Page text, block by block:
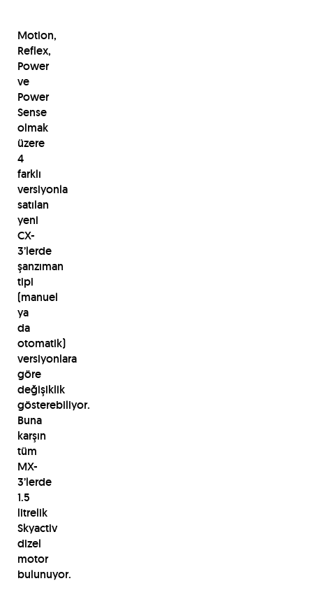
Motion,
Reflex,
Power
ve
Power
Sense
olmak
üzere
4
farklı
versiyonla
satılan
yeni
CX-
3’lerde
şanzıman
tipi
(manuel
ya
da
otomatik)
versiyonlara
göre
değişiklik
gösterebiliyor.
Buna
karşın
tüm
MX-
3’lerde
1.5
litrelik
Skyactiv
dizel
motor
bulunuyor.